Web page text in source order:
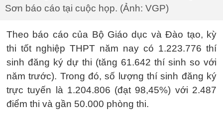
Sơn báo cáo tại cuộc họp. (Ảnh: VGP)
Theo báo cáo của Bộ Giáo dục và Đào tạo, kỳ
thi tốt nghiệp THPT năm nay có 1.223.776 thí
sinh đăng ký dự thi (tăng 61.642 thí sinh so với
năm trước). Trong đó, số lượng thí sinh đăng ký
trực tuyến là 1.204.806 (đạt 98,45%) với 2.487
điểm thi và gần 50.000 phòng thi.